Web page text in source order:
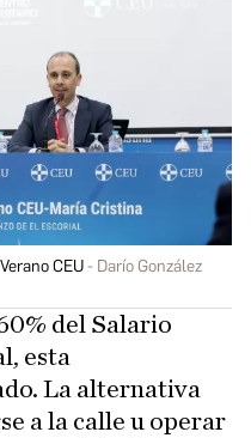
CEU
Darío González
del Salario
esta
La alternativa
a la calle u operar